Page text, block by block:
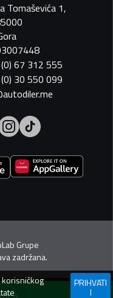
Tomaševića 1,
67 312 555
30 550 099
Grupe
zadržana.
PRIHVATI
I